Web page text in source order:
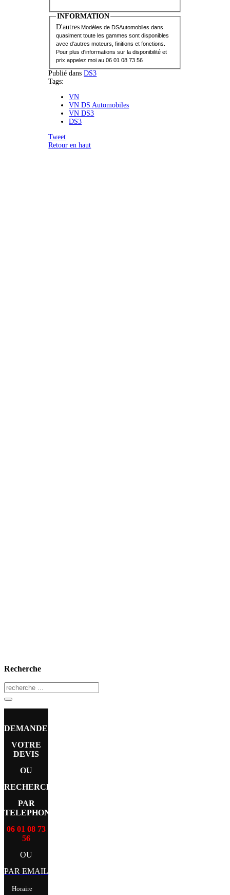
INFORMATION
D'autresModèles de DSAutomobiles dans
quasiment toute les gammes sont disponibles
avec d'autres moteurs, finitions et fonctions.
Pour plus d'informations sur la disponibilité et
prix appelez moi au 06 01 08 73 56
Publié dans DS3
Tags:
VN
VN DS Automobiles
VN DS3
DS3
Tweet
Retour en haut
Recherche
DEMANDEZ
VOTRE
DEVIS
OU
RECHERCHE
PAR
TELEPHONE
06 01 08 73
56
OU
PAR EMAIL
Horaire